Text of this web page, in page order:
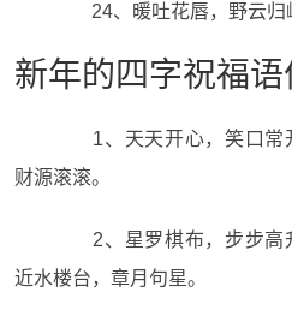
24、暖吐花唇，野云归
新年的四字祝福语
1、天天开心，笑口常
财源滚滚。
2、星罗棋布，步步高
近水楼台，章月句星。